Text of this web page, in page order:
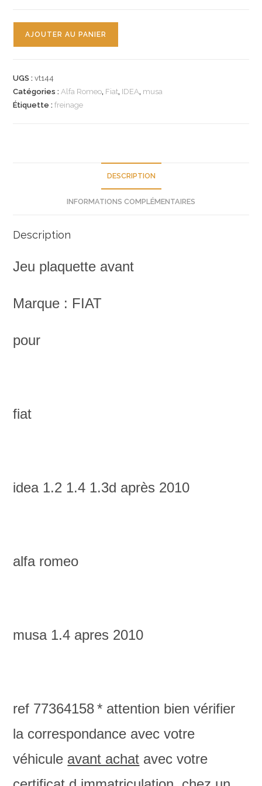
plaquette
av
AJOUTER AU PANIER
UGS :vt144
Catégories :Alfa Romeo, Fiat, IDEA, musa
Étiquette :freinage
DESCRIPTION
INFORMATIONS COMPLÉMENTAIRES
Description
Jeu plaquette avant
Marque : FIAT
pour
fiat
idea 1.2 1.4 1.3d après 2010
alfa romeo
musa 1.4 apres 2010
ref 77364158 * attention bien vérifier
la correspondance avec votre
véhicule avant achat avec votre